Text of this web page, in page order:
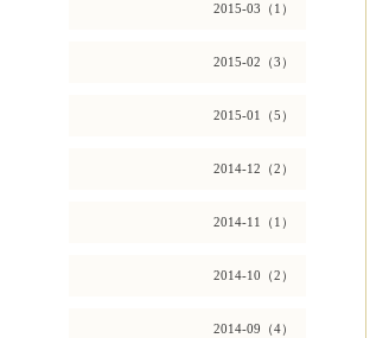
2015-03（1）
2015-02（3）
2015-01（5）
2014-12（2）
2014-11（1）
2014-10（2）
2014-09（4）